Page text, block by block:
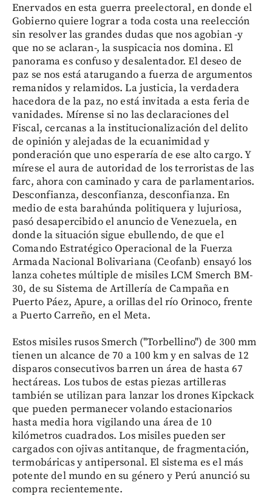
Enervados en esta guerra preelectoral, en donde el
Gobierno quiere lograr a toda costa una reelección
sin resolver las grandes dudas que nos agobian -y
que no se aclaran-, la suspicacia nos domina. El
panorama es confuso y desalentador. El deseo de
paz se nos está atarugando a fuerza de argumentos
remanidos y relamidos. La justicia, la verdadera
hacedora de la paz, no está invitada a esta feria de
vanidades. Mírense si no las declaraciones del
Fiscal, cercanas a la institucionalización del delito
de opinión y alejadas de la ecuanimidad y
ponderación que uno esperaría de ese alto cargo. Y
mírese el aura de autoridad de los terroristas de las
farc, ahora con caminado y cara de parlamentarios.
Desconfianza, desconfianza, desconfianza. En
medio de esta barahúnda politiquera y lujuriosa,
pasó desapercibido el anuncio de Venezuela, en
donde la situación sigue ebullendo, de que el
Comando Estratégico Operacional de la Fuerza
Armada Nacional Bolivariana (Ceofanb) ensayó los
lanza cohetes múltiple de misiles LCM Smerch BM-
30, de su Sistema de Artillería de Campaña en
Puerto Páez, Apure, a orillas del río Orinoco, frente
a Puerto Carreño, en el Meta.
Estos misiles rusos Smerch ("Torbellino") de 300 mm
tienen un alcance de 70 a 100 km y en salvas de 12
disparos consecutivos barren un área de hasta 67
hectáreas. Los tubos de estas piezas artilleras
también se utilizan para lanzar los drones Kipckack
que pueden permanecer volando estacionarios
hasta media hora vigilando una área de 10
kilómetros cuadrados. Los misiles pueden ser
cargados con ojivas antitanque, de fragmentación,
termobáricas y antipersonal. El sistema es el más
potente del mundo en su género y Perú anunció su
compra recientemente.